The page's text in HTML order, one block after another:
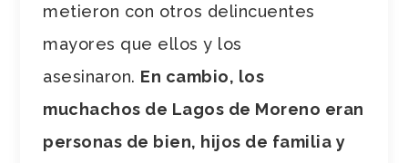
metieron con otros delincuentes
mayores que ellos y los
asesinaron. En cambio, los
muchachos de Lagos de Moreno eran
personas de bien, hijos de familia y